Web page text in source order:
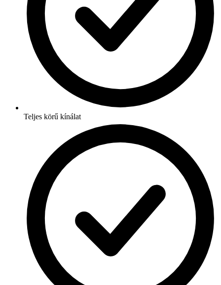
Teljes körű kínálat